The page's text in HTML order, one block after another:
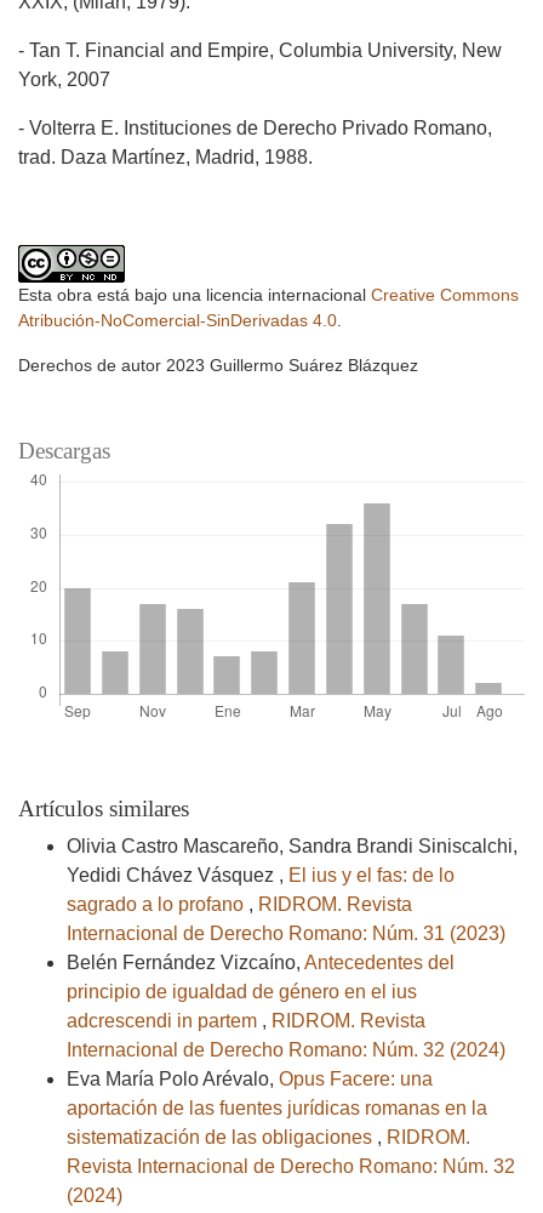
- Tan T. Financial and Empire, Columbia University, New
York, 2007
- Volterra E. Instituciones de Derecho Privado Romano,
trad. Daza Martínez, Madrid, 1988.
Esta obra está bajo una licencia internacional Creative Commons
Atribución-NoComercial-SinDerivadas 4.0.
Derechos de autor 2023 Guillermo Suárez Blázquez
Descargas
Artículos similares
Olivia Castro Mascareño, Sandra Brandi Siniscalchi,
Yedidi Chávez Vásquez , El ius y el fas: de lo
sagrado a lo profano , RIDROM. Revista
Internacional de Derecho Romano: Núm. 31 (2023)
Belén Fernández Vizcaíno, Antecedentes del
principio de igualdad de género en el ius
adcrescendi in partem , RIDROM. Revista
Internacional de Derecho Romano: Núm. 32 (2024)
Eva María Polo Arévalo, Opus Facere: una
aportación de las fuentes jurídicas romanas en la
sistematización de las obligaciones , RIDROM.
Revista Internacional de Derecho Romano: Núm. 32
(2024)